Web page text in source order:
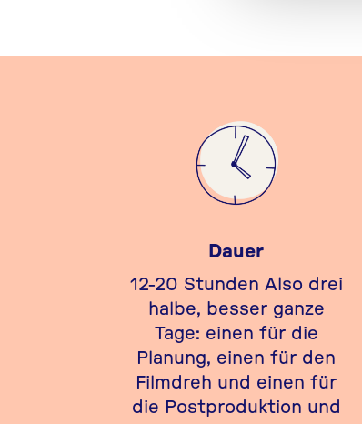
Dauer
12-20 Stunden Also drei
halbe, besser ganze
Tage: einen für die
Planung, einen für den
Filmdreh und einen für
die Postproduktion und